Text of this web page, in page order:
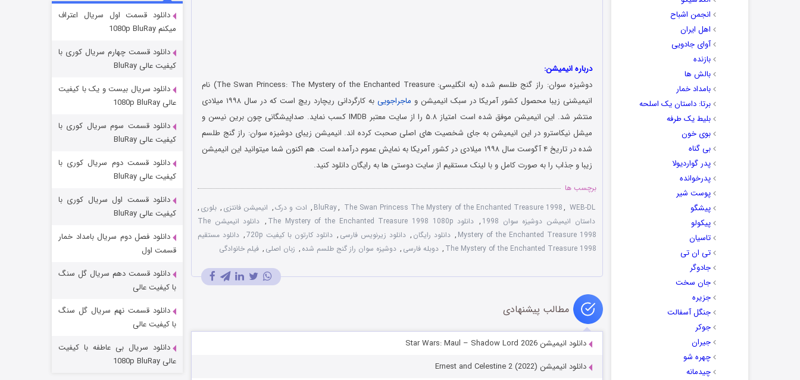
انجمن اشباح
اهل ایران
آوای جادویی
بازنده
بالش ها
بامداد خمار
برتا: داستان یک اسلحه
بلیط یک‌‌ طرفه
بوی خون
بی گناه
پدر گواردیولا
پدرخوانده
پوست شیر
پیشگو
پیکولو
تاسیان
تی ان تی
جادوگر
جان سخت
جزیره
جنگل آسفالت
جوکر
جیران
چهره شو
چیدمانه
درباره انیمیشن:
دوشیزه سوان: راز گنج طلسم شده (به انگلیسی: The Swan Princess: The Mystery of the Enchanted Treasure) نام
انیمیشنی زیبا محصول کشور آمریکا در سبک انیمیشن و ماجراجویی
به کارگردانی ریچارد ریچ است که در سال ۱۹۹۸ میلادی
منتشر شد. این انیمیشن موفق شده است امتیاز ۵.۸ را از سایت معتبر IMDB کسب نماید. صداپیشگانی چون برین نیسن و
میشل نیکاسترو در این انیمیشن به جای شخصیت های اصلی صحبت کرده اند. انیمیشن زیبای دوشیزه سوان: راز گنج طلسم
شده در تاریخ ۴ آگوست سال ۱۹۹۸ میلادی در کشور آمریکا به نمایش عموم درآمده است. هم اکنون شما میتوانید این انیمیشن
زیبا و جذاب را به صورت کامل و با لینک مستقیم از سایت دوستی ها به رایگان دانلود کنید.
برچسب ها
BluRay, The Swan Princess The Mystery of the Enchanted Treasure 1998, WEB-DL
, ادت و درک, انیمیشن فانتزی , بلوری ,
داستان انیمیشن دوشیزه سوان 1998
, دانلود The Mystery of the Enchanted Treasure 1998 1080p ,
دانلود انیمیشن The
Mystery of the Enchanted Treasure 1998
, دانلود رایگان , دانلود زیرنویس فارسی , دانلود کارتون با کیفیت 720p , دانلود مستقیم
The Mystery of the Enchanted Treasure 1998
, دوبله فارسی , دوشیزه سوان راز گنج طلسم شده , زبان اصلی , فیلم خانوادگی
مطالب پیشنهادی
دانلود انیمیشن Star Wars: Maul – Shadow Lord 2026
دانلود انیمیشن Ernest and Celestine 2 (2022)
مردگان متحرک: شهر مرده ۳
شکست استوارت در نجات جهان
قسمت 7 (زیرنویس) منتشر شد
دانلود قسمت اول سریال اعتراف
میکنم 1080p BluRay
دانلود قسمت چهارم سریال کوری با
کیفیت عالی BluRay
دانلود سریال بیست و یک با کیفیت
عالی 1080p BluRay
دانلود قسمت سوم سریال کوری با
کیفیت عالی BluRay
دانلود قسمت دوم سریال کوری با
کیفیت عالی BluRay
دانلود قسمت اول سریال کوری با
کیفیت عالی BluRay
دانلود فصل دوم سریال بامداد خمار
قسمت اول
دانلود قسمت دهم سریال گل سنگ
با کیفیت عالی
دانلود قسمت نهم سریال گل سنگ
با کیفیت عالی
دانلود سریال بی عاطفه با کیفیت
عالی 1080p BluRay